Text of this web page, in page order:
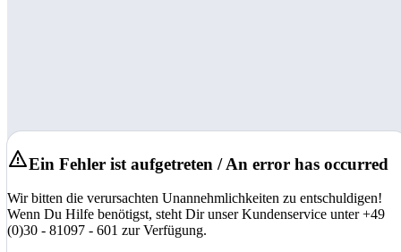
Ein Fehler ist aufgetreten / An error has occurred
Wir bitten die verursachten Unannehmlichkeiten zu entschuldigen!
Wenn Du Hilfe benötigst, steht Dir unser Kundenservice unter +49
(0)30 - 81097 - 601 zur Verfügung.